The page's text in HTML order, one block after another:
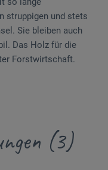
struppigen und stets
Sie bleiben auch
Das Holz für die
Forstwirtschaft.
(3)